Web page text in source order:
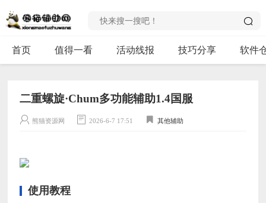
首页 值得一看 活动线报 技巧分享 软件
二重螺旋·Chum多功能辅助1.4国服
熊猫资源网 2026-6-7 17:51 其他辅助
使用教程